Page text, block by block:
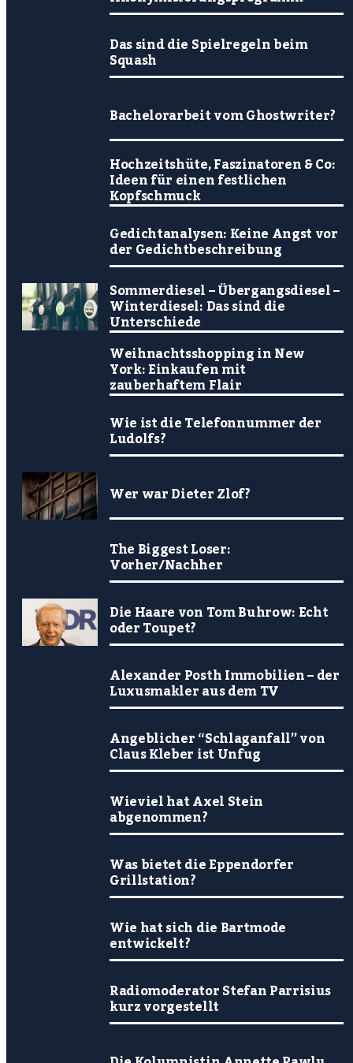
Das sind die Spielregeln beim
Squash
Bachelorarbeit vom Ghostwriter?
Hochzeitshüte, Faszinatoren & Co:
Ideen für einen festlichen
Kopfschmuck
Gedichtanalysen: Keine Angst vor
der Gedichtbeschreibung
Sommerdiesel – Übergangsdiesel –
Winterdiesel: Das sind die
Unterschiede
Weihnachtsshopping in New
York: Einkaufen mit
zauberhaftem Flair
Wie ist die Telefonnummer der
Ludolfs?
Wer war Dieter Zlof?
The Biggest Loser:
Vorher/Nachher
Die Haare von Tom Buhrow: Echt
oder Toupet?
Alexander Posth Immobilien – der
Luxusmakler aus dem TV
Angeblicher “Schlaganfall” von
Claus Kleber ist Unfug
Wieviel hat Axel Stein
abgenommen?
Was bietet die Eppendorfer
Grillstation?
Wie hat sich die Bartmode
entwickelt?
Radiomoderator Stefan Parrisius
kurz vorgestellt